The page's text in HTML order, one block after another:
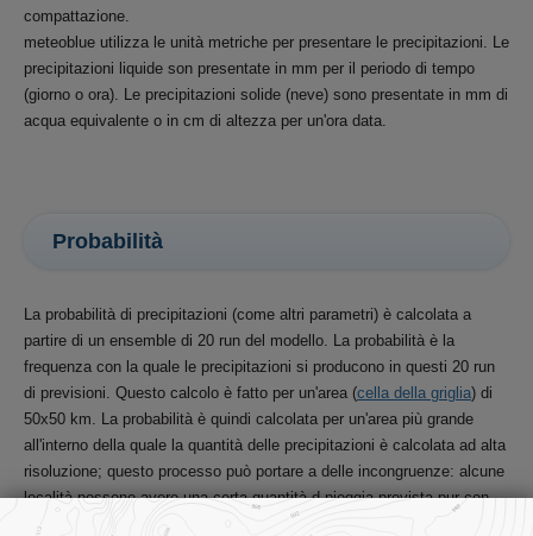
compattazione.
meteoblue utilizza le unità metriche per presentare le precipitazioni. Le
precipitazioni liquide son presentate in mm per il periodo di tempo
(giorno o ora). Le precipitazioni solide (neve) sono presentate in mm di
acqua equivalente o in cm di altezza per un'ora data.
Probabilità
La probabilità di precipitazioni (come altri parametri) è calcolata a
partire di un ensemble di 20 run del modello. La probabilità è la
frequenza con la quale le precipitazioni si producono in questi 20 run
di previsioni. Questo calcolo è fatto per un'area (cella della griglia) di
50x50 km. La probabilità è quindi calcolata per un'area più grande
all'interno della quale la quantità delle precipitazioni è calcolata ad alta
risoluzione; questo processo può portare a delle incongruenze: alcune
località possono avere una certa quantità d pioggia prevista pur con
basse probabilità o, al contrario, nessuna previsione di precipitazione